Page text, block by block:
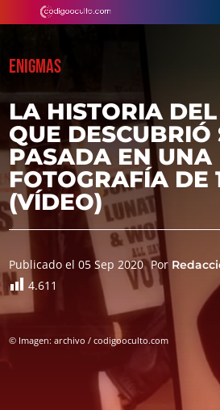
ENIGMAS
LA HISTORIA
QUE
PASADA EN UNA
FOTOGRAFÍA DE
(VÍDEO)
Publicado el 05 Sep 2020 Por
4.611
© Imagen: archivo / codigooculto.com